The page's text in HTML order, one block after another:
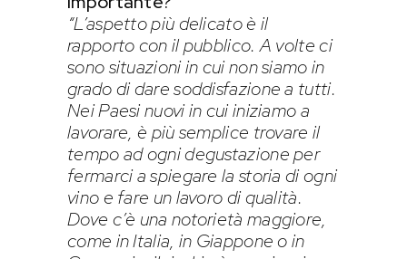
“L’aspetto più delicato è il
rapporto con il pubblico. A volte ci
sono situazioni in cui non siamo in
grado di dare soddisfazione a tutti.
Nei Paesi nuovi in cui iniziamo a
lavorare, è più semplice trovare il
tempo ad ogni degustazione per
fermarci a spiegare la storia di ogni
vino e fare un lavoro di qualità.
Dove c’è una notorietà maggiore,
come in Italia, in Giappone o in